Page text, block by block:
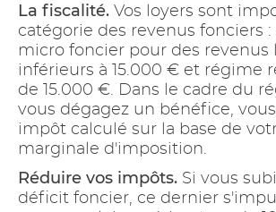
La fiscalité. Vos loyers sont
catégorie des revenus fonciers
micro foncier pour des revenus
inférieurs à 15.000 € et régime
de 15.000 €. Dans le cadre du
vous dégagez un bénéfice,
impôt calculé sur la base de
marginale d'imposition.
Réduire vos impôts. Si vous
déficit foncier, ce dernier